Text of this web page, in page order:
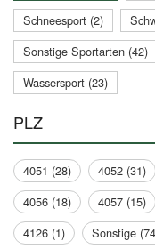
Schneesport (2)
Sonstige Sportarten (42)
Wassersport (23)
PLZ
4051 (28) 4052 (31)
4056 (18)
4057 (15)
4126 (1)
Sonstige